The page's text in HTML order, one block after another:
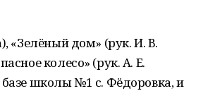
«Зелёный дом» (рук. И. В.
колесо» (рук. А. Е.
школы №1 с. Фёдоровка, и